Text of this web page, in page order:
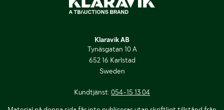
Klaravik AB
Tynäsgatan 10 A
652 16 Karlstad
Sweden
Kundtjänst: 054-15 13 04